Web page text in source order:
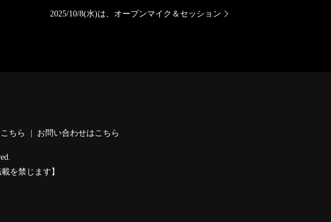
2025/10/8(水)は、オープンマイク＆セッション
ちら お問い合わせはこちら
を禁じます】